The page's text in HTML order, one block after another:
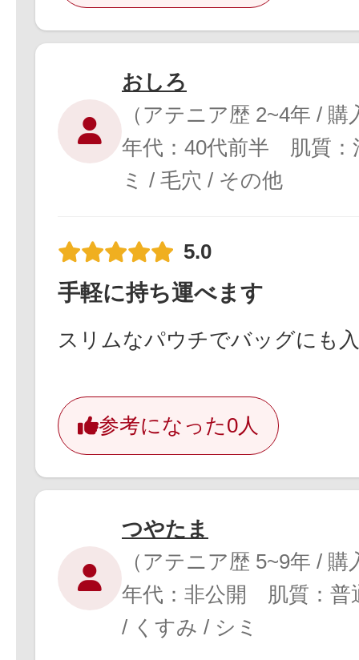
おしろ
（アテニア歴 2~4年 /
年代：40代前半 肌質
ミ / 毛穴 / その他
5.0
手軽に持ち運べます
スリムなパウチでバッグにも
参考になった0人
つやたま
（アテニア歴 5~9年 /
年代：非公開 肌質：
/ くすみ / シミ